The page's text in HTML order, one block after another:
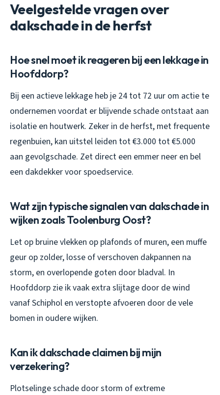
Veelgestelde vragen over
dakschade in de herfst
Hoe snel moet ik reageren bij een lekkage in
Hoofddorp?
Bij een actieve lekkage heb je 24 tot 72 uur om actie te
ondernemen voordat er blijvende schade ontstaat aan
isolatie en houtwerk. Zeker in de herfst, met frequente
regenbuien, kan uitstel leiden tot €3.000 tot €5.000
aan gevolgschade. Zet direct een emmer neer en bel
een dakdekker voor spoedservice.
Wat zijn typische signalen van dakschade in
wijken zoals Toolenburg Oost?
Let op bruine vlekken op plafonds of muren, een muffe
geur op zolder, losse of verschoven dakpannen na
storm, en overlopende goten door bladval. In
Hoofddorp zie ik vaak extra slijtage door de wind
vanaf Schiphol en verstopte afvoeren door de vele
bomen in oudere wijken.
Kan ik dakschade claimen bij mijn
verzekering?
Plotselinge schade door storm of extreme